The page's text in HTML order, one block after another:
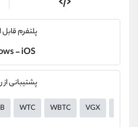
پلتفرم قابل
- iOS
پشتیبانی از
WTC WBTC VGX